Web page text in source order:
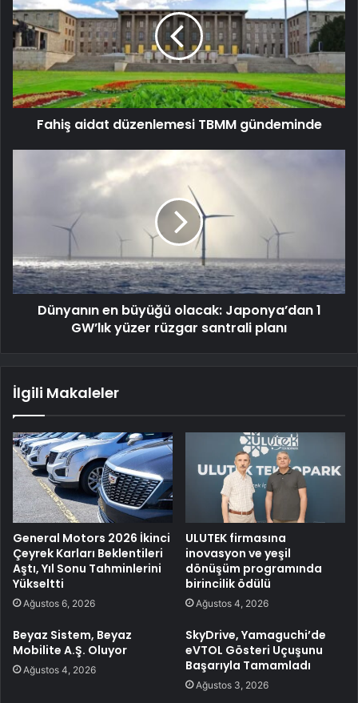
Fahiş aidat düzenlemesi TBMM gündeminde
Dünyanın en büyüğü olacak: Japonya’dan 1
GW’lık yüzer rüzgar santrali planı
İlgili Makaleler
General Motors 2026 İkinci
Çeyrek Karları Beklentileri
Aştı, Yıl Sonu Tahminlerini
Yükseltti
Ağustos 6, 2026
ULUTEK firmasına
inovasyon ve yeşil
dönüşüm programında
birincilik ödülü
Ağustos 4, 2026
Beyaz Sistem, Beyaz
Mobilite A.Ş. Oluyor
Ağustos 4, 2026
SkyDrive, Yamaguchi’de
eVTOL Gösteri Uçuşunu
Başarıyla Tamamladı
Ağustos 3, 2026